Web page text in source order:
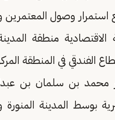
وصول المعتمرين
الاقتصادية منطقة
الفندقي في المنطقة
محمد بن سلمان بن
بوسط المدينة